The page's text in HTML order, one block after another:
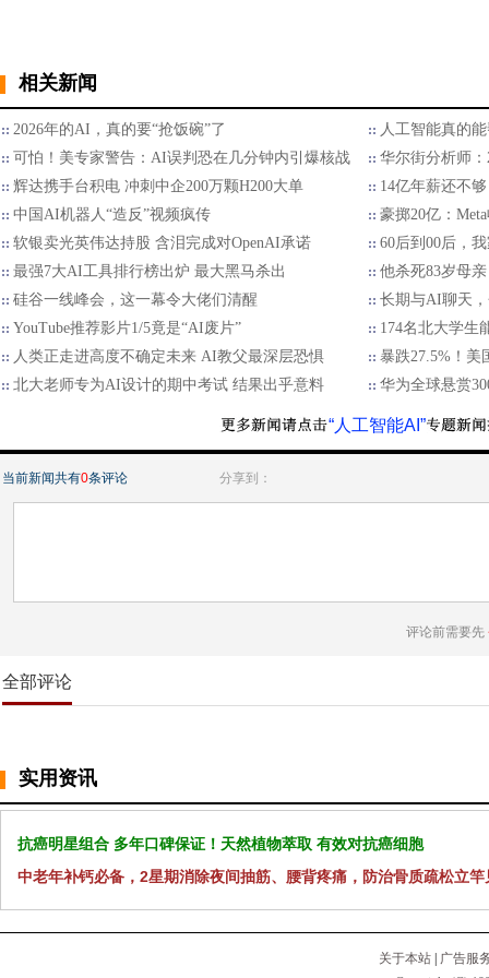
相关新闻
2026年的AI，真的要“抢饭碗”了
人工智能真的
可怕！美专家警告：AI误判恐在几分钟内引爆核战
华尔街分析师
辉达携手台积电 冲刺中企200万颗H200大单
14亿年薪还不
中国AI机器人“造反”视频疯传
豪掷20亿：
软银卖光英伟达持股 含泪完成对OpenAI承诺
60后到00后，
最强7大AI工具排行榜出炉 最大黑马杀出
他杀死83岁母
硅谷一线峰会，这一幕令大佬们清醒
长期与AI聊天
YouTube推荐影片1/5竟是“AI废片”
174名北大学生
人类正走进高度不确定未来 AI教父最深层恐惧
暴跌27.5%！美
北大老师专为AI设计的期中考试 结果出乎意料
华为全球悬赏
“人工智能AI”
当前新闻共有0条评论 分享到：
评论前需要先
全部评论
实用资讯
抗癌明星组合 多年口碑保证！天然植物萃取 有效对抗癌细胞
中老年补钙必备，2星期消除夜间抽筋、腰背疼痛，防治骨质疏松立竿
关于本站
广告服